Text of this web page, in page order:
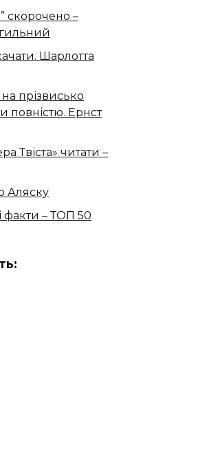
скорочено –
Шарлотта
прізвисько
повністю. Ернст
Твіста» читати –
Аляску
факти – ТОП 50